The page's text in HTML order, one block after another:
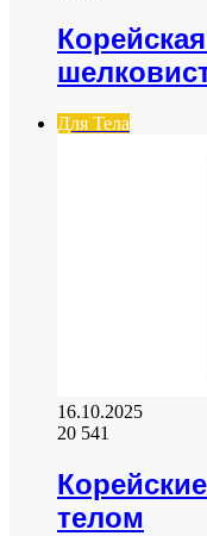
Для Тела
16.10.2025
20 541
телом